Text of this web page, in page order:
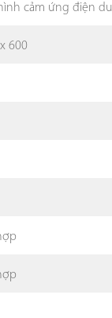
cảm ứng điện
600